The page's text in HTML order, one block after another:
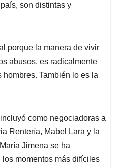
son distintas y
porque la manera de vivir
abusos, es radicalmente
También lo es la
como negociadoras a
Rentería, Mabel Lara y la
Jimena se ha
momentos más difíciles